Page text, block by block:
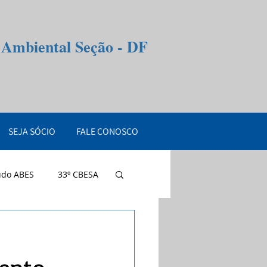
Seção - DF
SEJA SÓCIO FALE CONOSCO
ABES 33º CBESA